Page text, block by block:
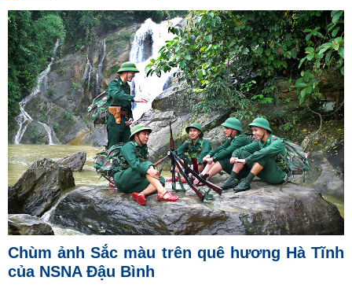
Chùm ảnh Sắc màu trên quê hương Hà Tĩnh
của NSNA Đậu Bình